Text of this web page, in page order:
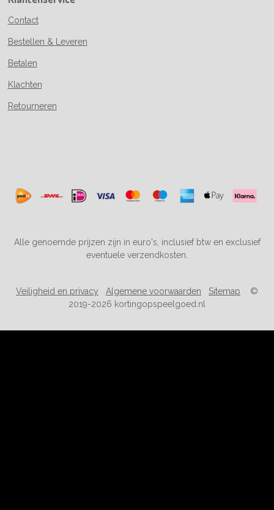
Contact
Bestellen & Leveren
Betalen
Klachten
Retourneren
Alle genoemde prijzen zijn in euro's, inclusief btw en exclusief
eventuele verzendkosten.
Veiligheid en privacy Algemene voorwaarden Sitemap ©
2019-2026 kortingopspeelgoed.nl